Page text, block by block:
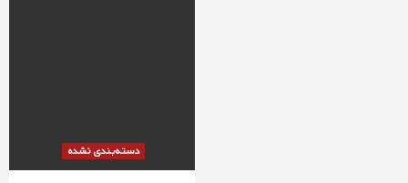
دسته‌بندی نشده